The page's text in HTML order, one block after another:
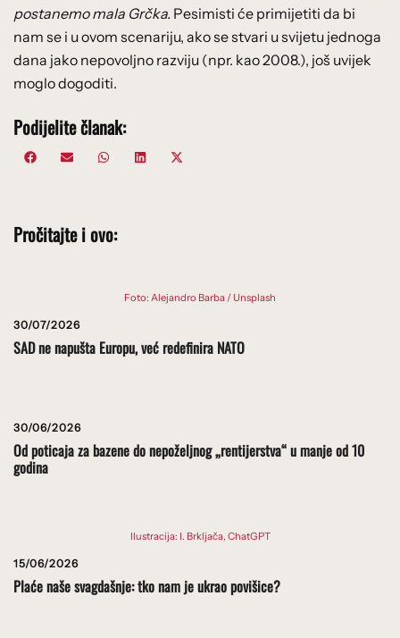
postanemo mala Grčka. Pesimisti će primijetiti da bi
nam se i u ovom scenariju, ako se stvari u svijetu jednoga
dana jako nepovoljno razviju (npr. kao 2008.), još uvijek
moglo dogoditi.
Podijelite članak:
Share
FacebookShare
Email
Share
WhatsApp
Share
LinkedIn
Pročitajte i ovo:
Foto: Alejandro Barba / Unsplash
30/07/2026
SAD ne napušta Europu, već redefinira NATO
30/06/2026
Od poticaja za bazene do nepoželjnog „rentijerstva“ u manje od 10
godina
Ilustracija: I. Brkljača, ChatGPT
15/06/2026
Plaće naše svagdašnje: tko nam je ukrao povišice?